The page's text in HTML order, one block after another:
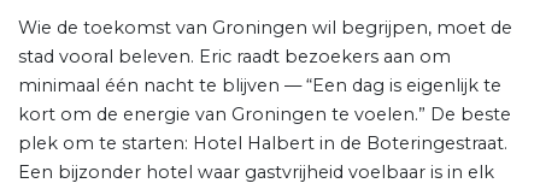
Wie de toekomst van Groningen wil begrijpen, moet de
stad vooral beleven. Eric raadt bezoekers aan om
minimaal één nacht te blijven — “Een dag is eigenlijk te
kort om de energie van Groningen te voelen.” De beste
plek om te starten: Hotel Halbert in de Boteringestraat.
Een bijzonder hotel waar gastvrijheid voelbaar is in elk